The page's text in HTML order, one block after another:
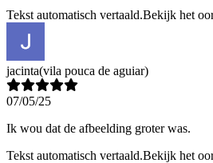
Tekst automatisch vertaald.Bekijk het
jacinta(vila pouca de aguiar)
07/05/25
Ik wou dat de afbeelding groter was.
Tekst automatisch vertaald.Bekijk het